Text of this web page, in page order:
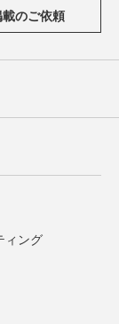
のご依頼
ィング